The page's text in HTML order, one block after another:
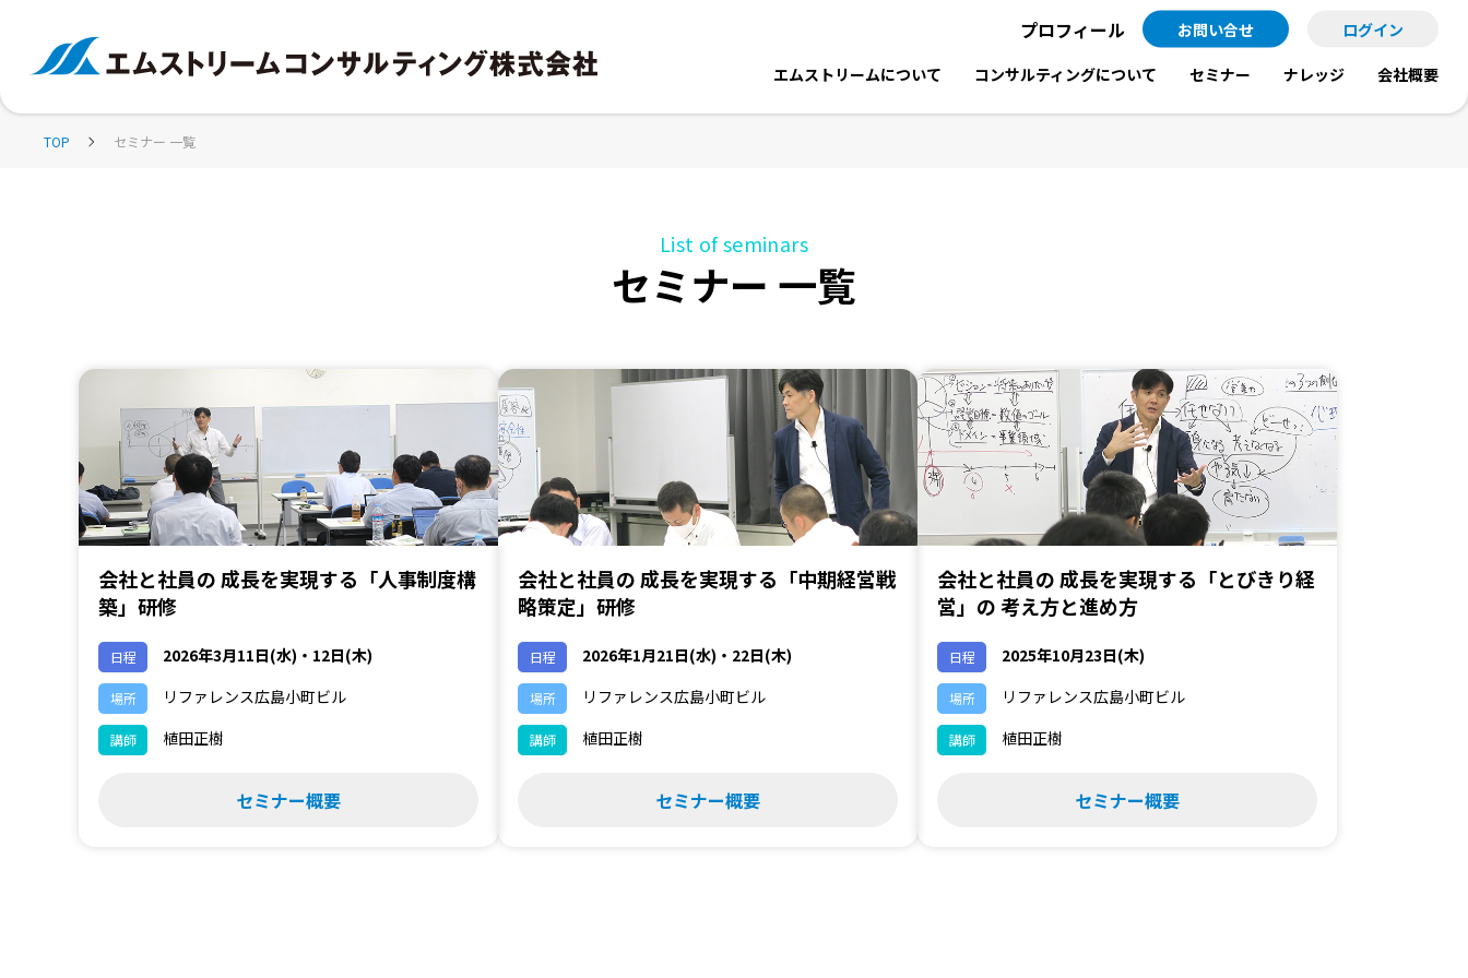
プロフィール お問い合せ ログイン
エムストリームについて
ポリシー・スキーム
コンサルティングについて
コンサルティングメニュー
セミナー
セミナー情報
ナレッジ
会社診断
会社概要
TOP セミナー 一覧
List of seminars
セミナー 一覧
会社と社員の 成長を実現する「人事制度構
築」研修
日程 2026年3月11日(水)・12日(木)
場所 リファレンス広島小町ビル
講師 植田正樹
セミナー概要
会社と社員の 成長を実現する「中期経営戦
略策定」研修
日程 2026年1月21日(水)・22日(木)
場所 リファレンス広島小町ビル
講師 植田正樹
セミナー概要
会社と社員の 成長を実現する「とびきり経
営」の 考え方と進め方
日程 2025年10月23日(木)
場所 リファレンス広島小町ビル
講師 植田正樹
セミナー概要